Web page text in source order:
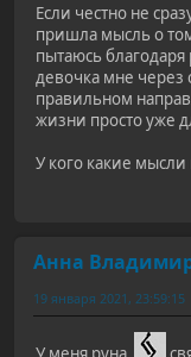
Если честно не
пришла мысль о
пытаюсь
девочка мне через
правильном
жизни просто уже
У кого какие мысли
Анна
19 января 2021, 23:59:15